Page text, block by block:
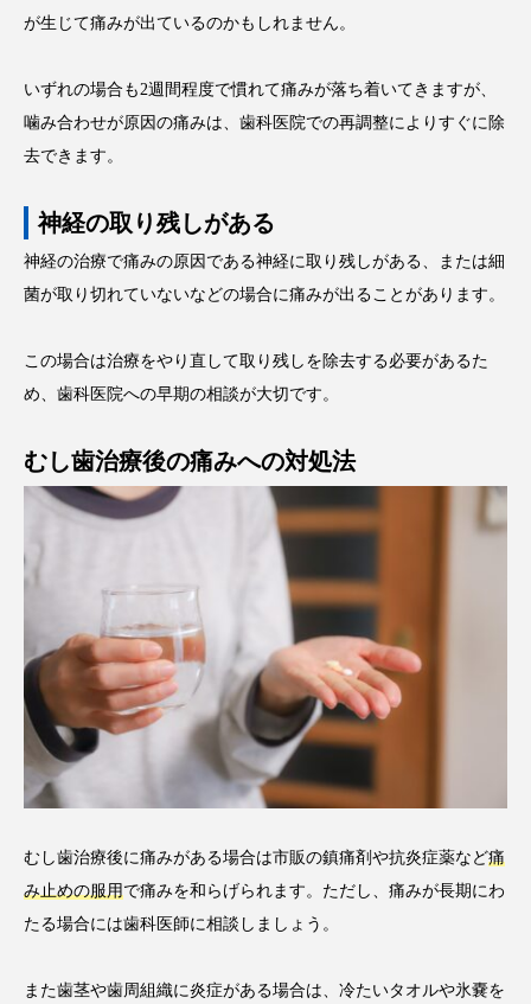
が生じて痛みが出ているのかもしれません。
いずれの場合も2週間程度で慣れて痛みが落ち着いてきますが、
噛み合わせが原因の痛みは、歯科医院での再調整によりすぐに除
去できます。
神経の取り残しがある
神経の治療で痛みの原因である神経に取り残しがある、または細
菌が取り切れていないなどの場合に痛みが出ることがあります。
この場合は治療をやり直して取り残しを除去する必要があるた
め、歯科医院への早期の相談が大切です。
むし歯治療後の痛みへの対処法
むし歯治療後に痛みがある場合は市販の鎮痛剤や抗炎症薬など痛
み止めの服用 で痛みを和らげられます。ただし、痛みが長期にわ
たる場合には歯科医師に相談しましょう。
また歯茎や歯周組織に炎症がある場合は、冷たいタオルや氷嚢を